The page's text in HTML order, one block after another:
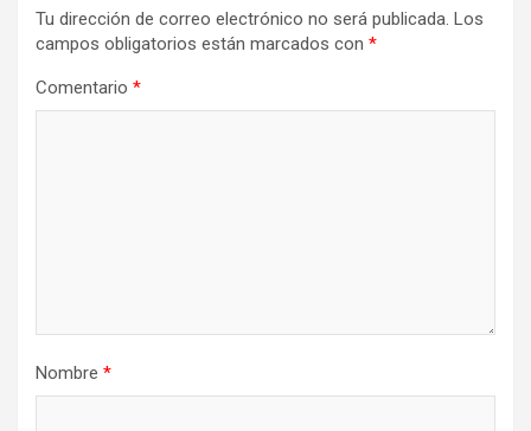
Tu dirección de correo electrónico no será publicada. Los
campos obligatorios están marcados con *
Comentario *
Nombre *